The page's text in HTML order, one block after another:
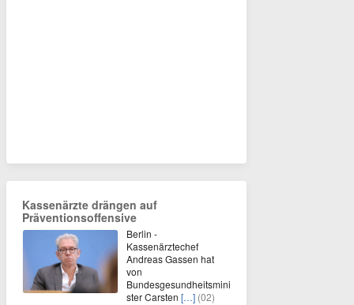
Kassenärzte drängen auf
Präventionsoffensive
Berlin -
Kassenärztechef
Andreas Gassen hat
von
Bundesgesundheitsmini
ster Carsten […] (02)